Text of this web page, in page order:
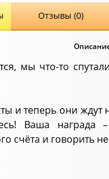
Отзывы (0)
мы что-то
и теперь они ждут
Ваша награда
счёта и говорить